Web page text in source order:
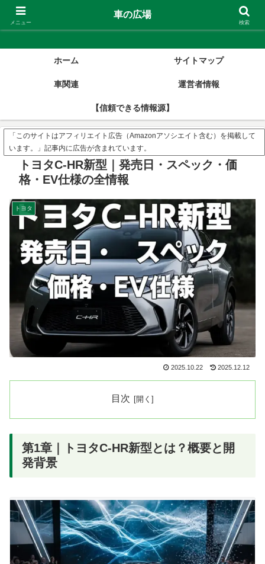
車の広場
ホーム サイトマップ
車関連 運営者情報
【信頼できる情報源】
「このサイトはアフィリエイト広告（Amazonアソシエイト含む）を掲載して
います。」記事内に広告が含まれています。
トヨタC-HR新型｜発売日・スペック・価
格・EV仕様の全情報
トヨタ
2025.10.22 2025.12.12
目次
第1章｜トヨタC-HR新型とは？概要と開
発背景
メニュー
車の広場
検索